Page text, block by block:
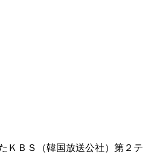
ＫＢＳ（韓国放送公社）第２テ